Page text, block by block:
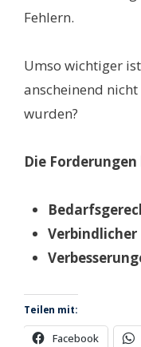
Fehlern.
Umso wichtiger
anscheinend
wurden?
Die
Teilen mit:
Facebook